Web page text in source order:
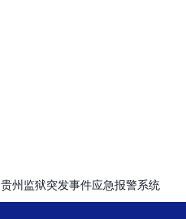
贵州监狱突发事件应急报警系统